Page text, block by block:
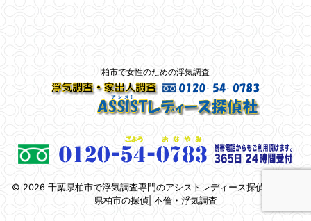
柏市で女性のための浮気調査
© 2026 千葉県柏市で浮気調査専門のアシストレディース探偵社 | 千葉
県柏市の探偵| 不倫・浮気調査